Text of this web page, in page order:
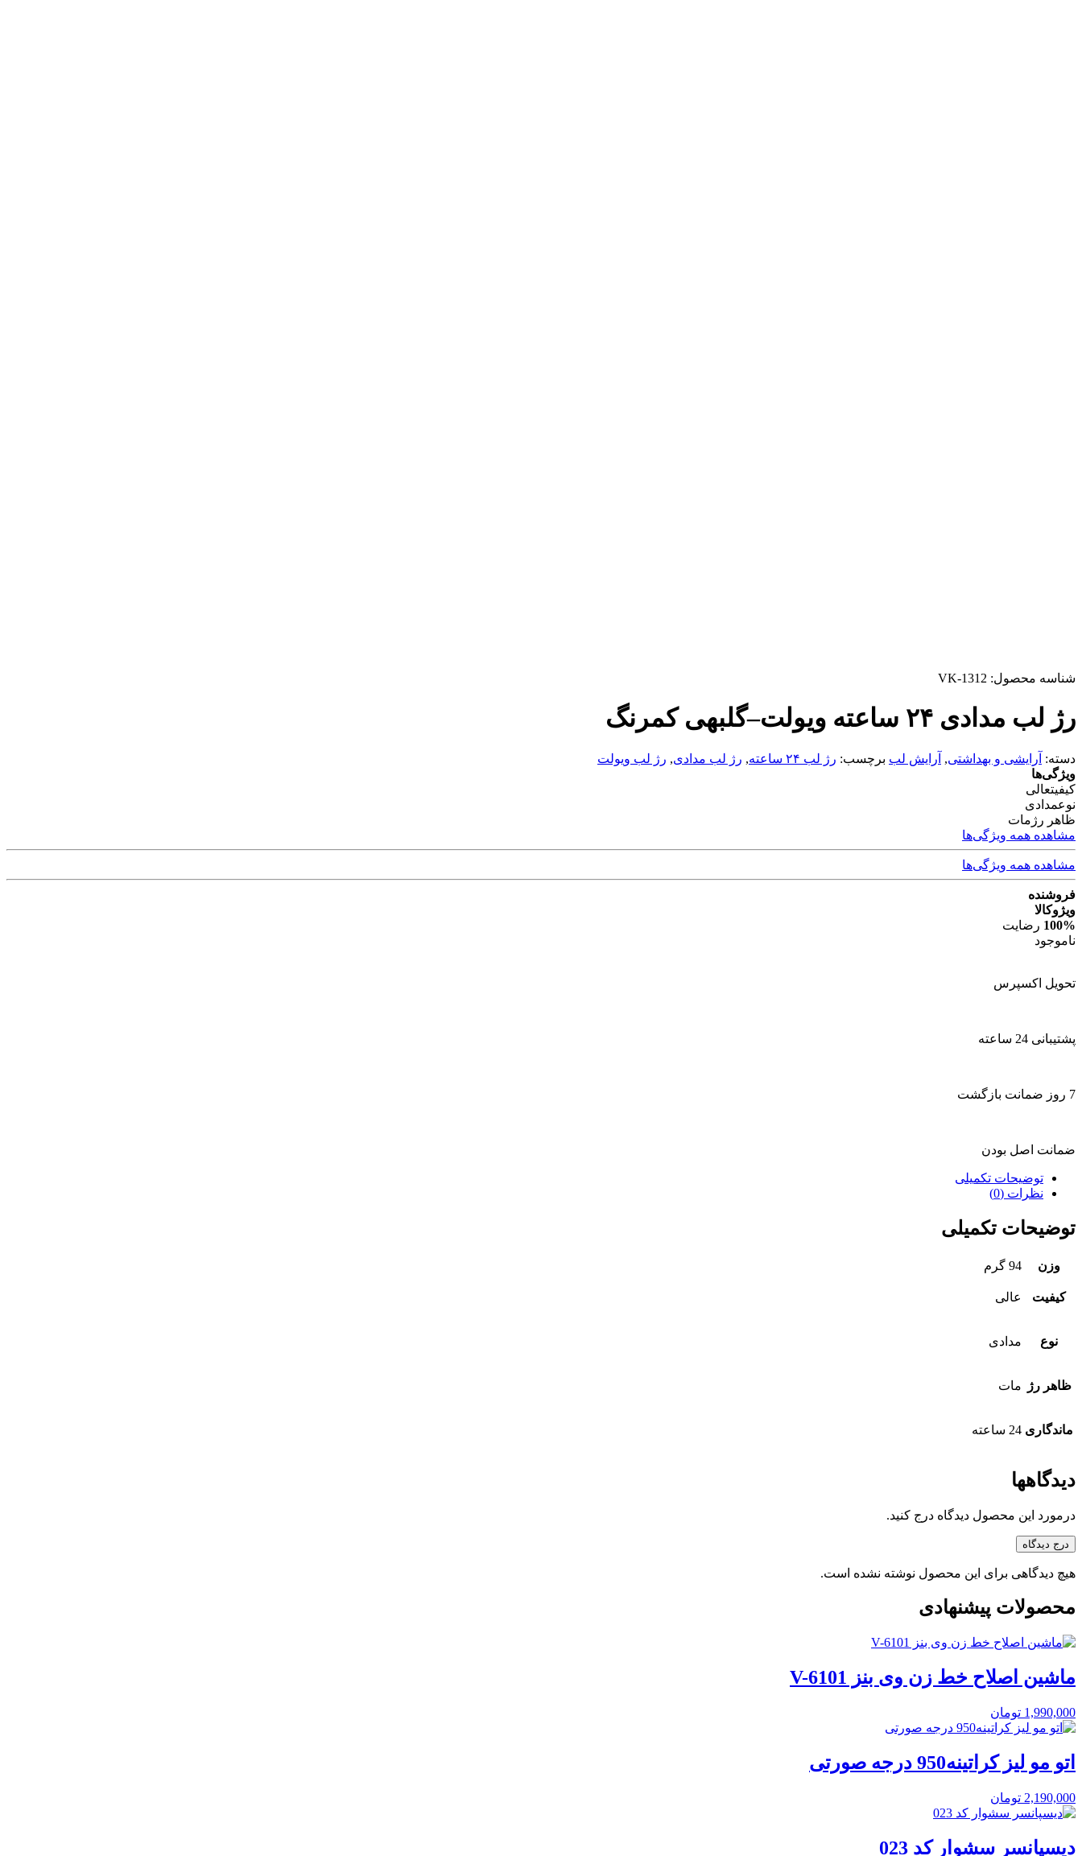
شناسه محصول: VK-1312
رژ لب مدادی ۲۴ ساعته ویولت–گلبهی کمرنگ
دسته: آرایشی و بهداشتی, آرایش لب برچسب: رژ لب ۲۴ ساعته , رژ لب مدادی, رژ لب ویولت
ویژگی‌ها
کیفیتعالی
نوعمدادی
ظاهر رژ مات
مشاهده همه ویژگی‌ها
مشاهده همه ویژگی‌ها
فروشنده
ویژوکالا
100% رضایت
ناموجود
تحویل اکسپرس
پشتیبانی 24 ساعته
7 روز ضمانت بازگشت
ضمانت اصل بودن
توضیحات تکمیلی
نظرات (0)
توضیحات تکمیلی
وزن 94 گرم
کیفیت عالی
نوع مدادی
ظاهر رژ مات
ماندگاری 24 ساعته
دیدگاهها
درمورد این محصول دیدگاه درج کنید.
درج دیدگاه
هیچ دیدگاهی برای این محصول نوشته نشده است.
محصولات پیشنهادی
ماشین اصلاح خط زن وی بنز V-6101
1,990,000 تومان
اتو مو لیز کراتینه950 درجه صورتی
2,190,000 تومان
دیسپانسر سشوار کد 023